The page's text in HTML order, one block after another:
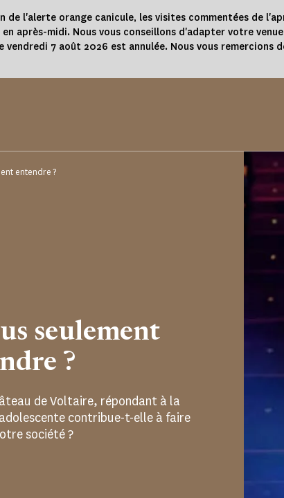
de l'alerte orange canicule, les visites commentées de
après-midi. Nous vous conseillons d'adapter votre
vendredi 7 août 2026 est annulée. Nous vous remercions
entendre ?
seulement
?
de Voltaire, répondant à la
contribue-t-elle à faire
société ?